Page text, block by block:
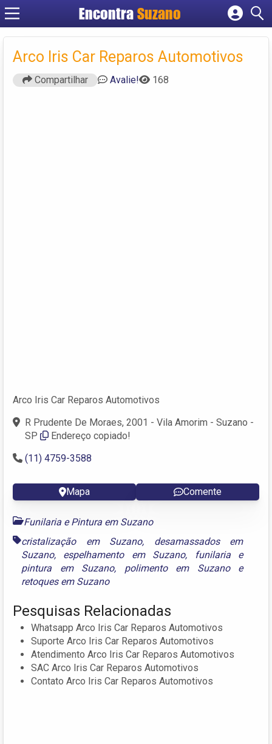
EncontraSuzano
Cadastrar empresa
Criar conta
Arco Iris Car Reparos Automotivos
Compartilhar Avalie! 168
Arco Iris Car Reparos Automotivos
R Prudente De Moraes, 2001 - Vila Amorim - Suzano -
SP
Endereço copiado!
(11) 4759-3588
Mapa Comente
Funilaria e Pintura em Suzano
cristalização em Suzano, desamassados em
Suzano, espelhamento em Suzano,
funilaria e
pintura em Suzano, polimento em Suzanoe
retoques em Suzano
Pesquisas Relacionadas
Whatsapp Arco Iris Car Reparos Automotivos
Suporte Arco Iris Car Reparos Automotivos
Atendimento Arco Iris Car Reparos Automotivos
SAC Arco Iris Car Reparos Automotivos
Contato Arco Iris Car Reparos Automotivos